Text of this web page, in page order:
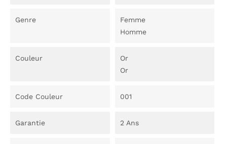
Genre
Femme
Homme
Couleur
Or
Or
Code Couleur 001
Garantie 2 Ans